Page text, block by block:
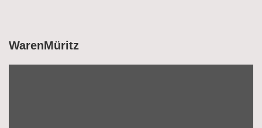
WarenMüritz